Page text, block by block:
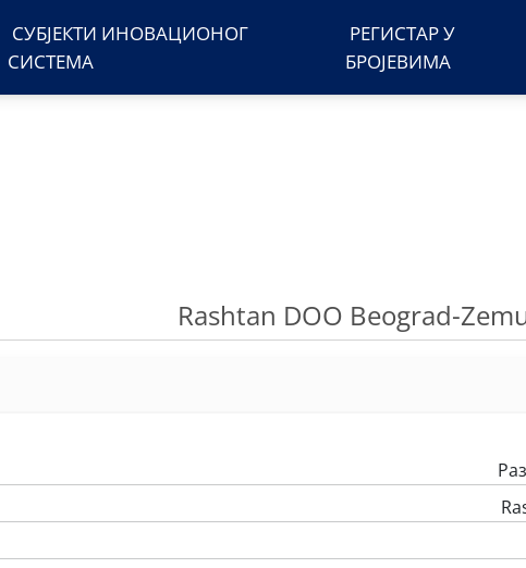
СУБЈЕКТИ ИНОВАЦИОНОГ
СИСТЕМА
РЕГИСТАР У
БРОЈЕВИМА
Rashtan DOO Beograd-